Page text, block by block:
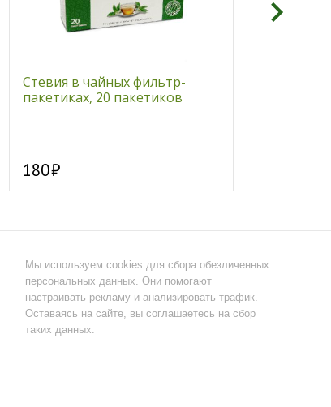
Стевия в чайных фильтр-
пакетиках, 20 пакетиков
180
Мы используем cookies для сбора обезличенных
персональных данных. Они помогают
настраивать рекламу и анализировать трафик.
Оставаясь на сайте, вы соглашаетесь на сбор
таких данных.